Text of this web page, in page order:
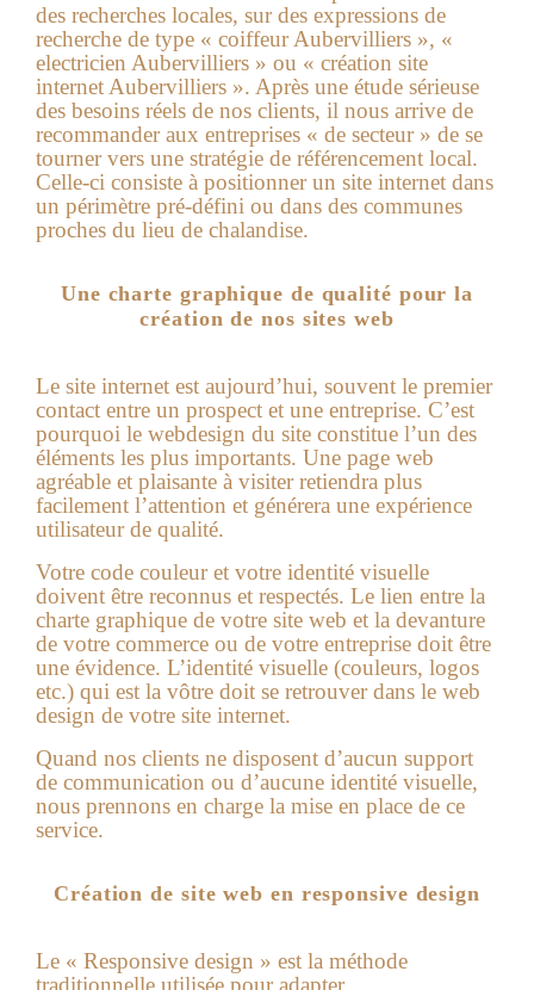
des recherches locales, sur des expressions de
recherche de type « coiffeur Aubervilliers », «
electricien Aubervilliers » ou « création site
internet Aubervilliers ». Après une étude sérieuse
des besoins réels de nos clients, il nous arrive de
recommander aux entreprises « de secteur » de se
tourner vers une stratégie de référencement local.
Celle-ci consiste à positionner un site internet dans
un périmètre pré-défini ou dans des communes
proches du lieu de chalandise.
Une charte graphique de qualité pour la
création de nos sites web
Le site internet est aujourd’hui, souvent le premier
contact entre un prospect et une entreprise. C’est
pourquoi le webdesign du site constitue l’un des
éléments les plus importants. Une page web
agréable et plaisante à visiter retiendra plus
facilement l’attention et générera une expérience
utilisateur de qualité.
Votre code couleur et votre identité visuelle
doivent être reconnus et respectés. Le lien entre la
charte graphique de votre site web et la devanture
de votre commerce ou de votre entreprise doit être
une évidence. L’identité visuelle (couleurs, logos
etc.) qui est la vôtre doit se retrouver dans le web
design de votre site internet.
Quand nos clients ne disposent d’aucun support
de communication ou d’aucune identité visuelle,
nous prennons en charge la mise en place de ce
service.
Création de site web en responsive design
Le « Responsive design » est la méthode
traditionnelle utilisée pour adapter